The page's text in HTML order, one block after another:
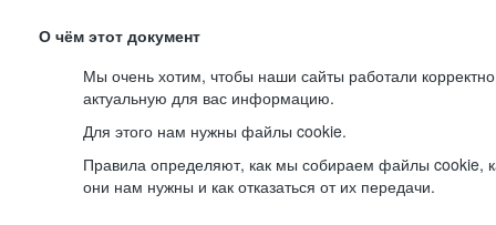
О чём этот документ
Мы очень хотим, чтобы наши сайты работали
актуальную для вас информацию.
Для этого нам нужны файлы cookie.
Правила определяют, как мы собираем файлы cookie,
они нам нужны и как отказаться от их передачи.